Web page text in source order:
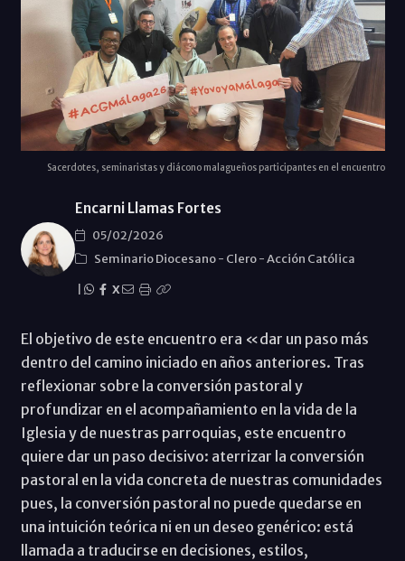
Sacerdotes, seminaristas y diácono malagueños participantes en el encuentro
Encarni Llamas Fortes
05/02/2026
Seminario Diocesano- Clero-Acción Católica
X
El objetivo de este encuentro era «dar un paso más
dentro del camino iniciado en años anteriores. Tras
reflexionar sobre la conversión pastoral y
profundizar en el acompañamiento en la vida de la
Iglesia y de nuestras parroquias, este encuentro
quiere dar un paso decisivo: aterrizar la conversión
pastoral en la vida concreta de nuestras comunidades
pues, la conversión pastoral no puede quedarse en
una intuición teórica ni en un deseo genérico: está
llamada a traducirse en decisiones, estilos,